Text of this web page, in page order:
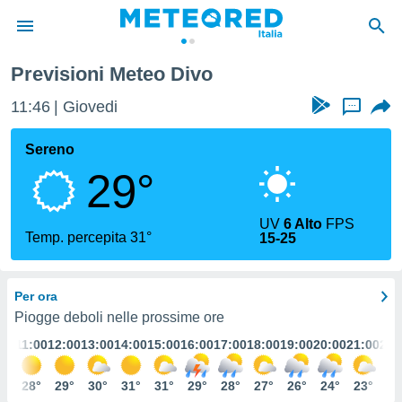
di
per
le
di
le
Previsioni Meteo Divo
11:46 Giovedi ...
Sereno
29°
Temp. percepita 31°
UV6 Alto FPS
15-25
Per ora
Piogge deboli nelle prossime ore
11:00
28°
12:00
29°
13:00
30°
14:00
31°
15:00
31°
16:00
29°
17:00
28°
18:00
27°
19:00
26°
20:00
24°
21:00
23°